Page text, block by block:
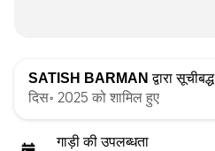
SATISH BARMAN द्वारा सूचीबद्ध
दिस॰ 2025 को शामिल हुए
गाड़ी की उपलब्धता